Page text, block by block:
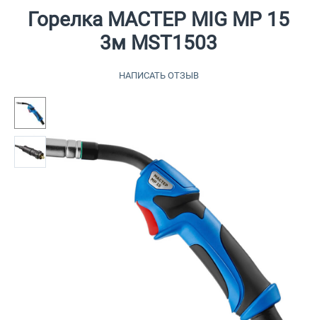
Горелка МАСТЕР MIG MP 15
3м MST1503
НАПИСАТЬ ОТЗЫВ